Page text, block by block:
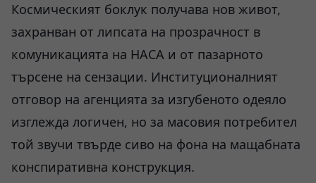
Космическият боклук получава нов живот,
захранван от липсата на прозрачност в
комуникацията на НАСА и от пазарното
търсене на сензации. Институционалният
отговор на агенцията за изгубеното одеяло
изглежда логичен, но за масовия потребител
той звучи твърде сиво на фона на мащабната
конспиративна конструкция.